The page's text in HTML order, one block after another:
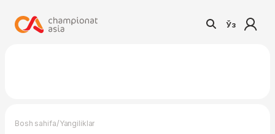
Ўз
Bosh sahifa/Yangiliklar